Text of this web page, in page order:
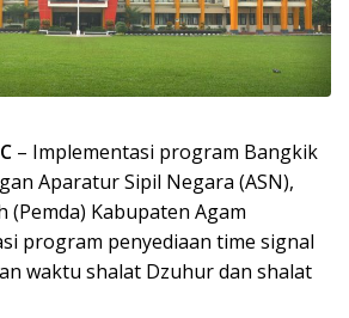
– Implementasi program Bangkik
Aparatur Sipil Negara (ASN),
(Pemda) Kabupaten Agam
program penyediaan time signal
waktu shalat Dzuhur dan shalat